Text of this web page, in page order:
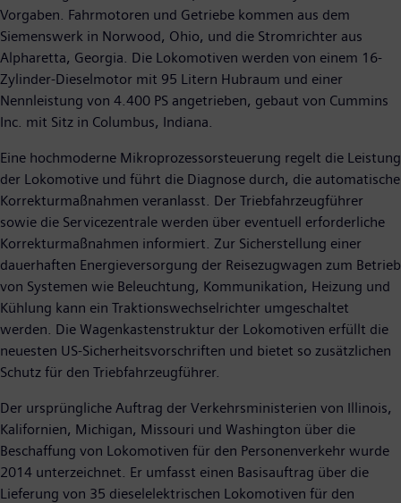
Vorgaben. Fahrmotoren und Getriebe kommen aus dem
Siemenswerk in Norwood, Ohio, und die Stromrichter aus
Alpharetta, Georgia. Die Lokomotiven werden von einem 16-
Zylinder-Dieselmotor mit 95 Litern Hubraum und einer
Nennleistung von 4.400 PS angetrieben, gebaut von Cummins
Inc. mit Sitz in Columbus, Indiana.
Eine hochmoderne Mikroprozessorsteuerung regelt die Leistung
der Lokomotive und führt die Diagnose durch, die automatische
Korrekturmaßnahmen veranlasst. Der Triebfahrzeugführer
sowie die Servicezentrale werden über eventuell erforderliche
Korrekturmaßnahmen informiert. Zur Sicherstellung einer
dauerhaften Energieversorgung der Reisezugwagen zum Betrieb
von Systemen wie Beleuchtung, Kommunikation, Heizung und
Kühlung kann ein Traktionswechselrichter umgeschaltet
werden. Die Wagenkastenstruktur der Lokomotiven erfüllt die
neuesten US-Sicherheitsvorschriften und bietet so zusätzlichen
Schutz für den Triebfahrzeugführer.
Der ursprüngliche Auftrag der Verkehrsministerien von Illinois,
Kalifornien, Michigan, Missouri und Washington über die
Beschaffung von Lokomotiven für den Personenverkehr wurde
2014 unterzeichnet. Er umfasst einen Basisauftrag über die
Lieferung von 35 dieselelektrischen Lokomotiven für den